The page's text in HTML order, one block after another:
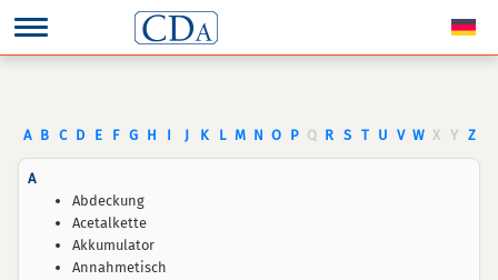
A B C D E F G H I J K L M N O P Q R S T U V W X Y Z
A
Abdeckung
Acetalkette
Akkumulator
Annahmetisch